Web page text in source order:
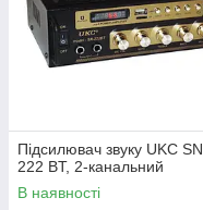
Підсилювач звуку UKC SN
222 BT, 2-канальний
В наявності